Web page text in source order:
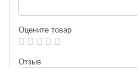
Оцените товар
Отзыв